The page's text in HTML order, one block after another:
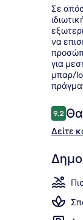
Σε
να
για
μπαρ/
Σχόλια
9,29,2
Δείτε